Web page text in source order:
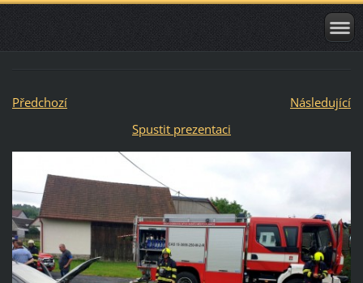
Předchozí
Následující
Spustit prezentaci